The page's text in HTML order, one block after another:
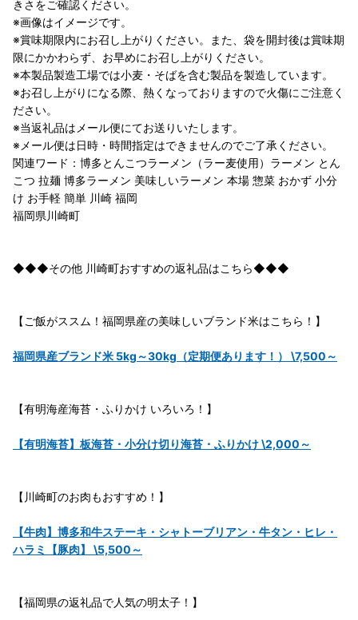
きさをご確認ください。
※画像はイメージです。
※賞味期限内にお召し上がりください。また、袋を開封後は賞味期
限にかかわらず、お早めにお召し上がりください。
※本製品製造工場では小麦・そばを含む製品を製造しています。
※お召し上がりになる際、熱くなっておりますので火傷にご注意く
ださい。
※当返礼品はメール便にてお送りいたします。
※メール便は日時・時間指定はできませんのでご了承ください。
関連ワード：博多とんこつラーメン（ラー麦使用）ラーメン とん
こつ 拉麺 博多ラーメン 美味しいラーメン 本場 惣菜 おかず 小分
け お手軽 簡単 川崎 福岡
福岡県川崎町
◆◆◆その他 川崎町おすすめの返礼品はこちら◆◆◆
【ご飯がススム！福岡県産の美味しいブランド米はこちら！】
福岡県産ブランド米 5kg～30kg（定期便あります！） \7,500～
【有明海産海苔・ふりかけ いろいろ！】
【有明海苔】板海苔・小分け切り海苔・ふりかけ \2,000～
【川崎町のお肉もおすすめ！】
【牛肉】博多和牛ステーキ・シャトーブリアン・牛タン・ヒレ・
ハラミ【豚肉】 \5,500～
【福岡県の返礼品で人気の明太子！】